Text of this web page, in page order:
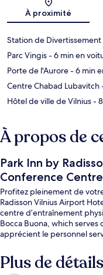
À proximité
Station de Divertissement
Parc Vingis- 6 min en
Porte de l'Aurore- 6 min
Centre Chabad Lubavitch
Hôtel de ville de Vilnius-
À propos de
Park Inn by
Conference Centre
Profitez pleinement de
Radisson Vilnius Airport
centre d’entraînement
Bocca Buona, which serves
apprécient le personnel
Plus de